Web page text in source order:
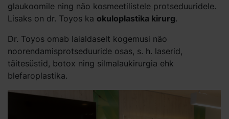
glaukoomile ning näo kosmeetilistele protseduuridele.
Lisaks on dr. Toyos ka okuloplastika kirurg.
Dr. Toyos omab laialdaselt kogemusi näo
noorendamisprotseduuride osas, s. h. laserid,
täitesüstid, botox ning silmalaukirurgia ehk
blefaroplastika.